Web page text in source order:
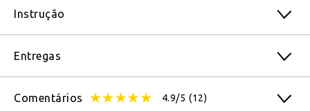
Instrução
Entregas
Comentários 4.9/5 (12)